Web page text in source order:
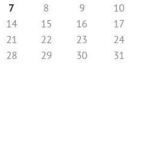
7 8 9
10
14 15 16
17
21 22 23
24
28 29 30
31